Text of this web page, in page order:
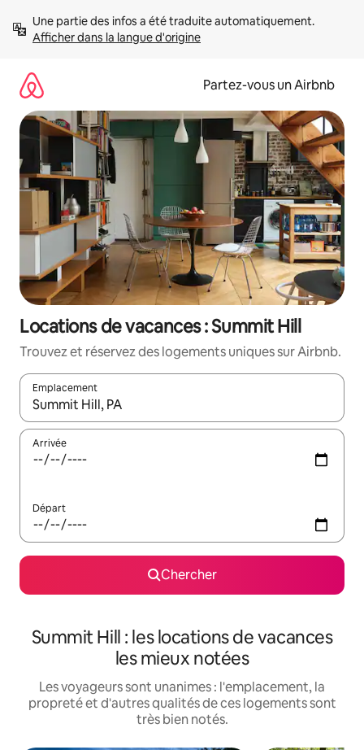
directement
Afficher dans la langue d'origine
Partez-vous un Airbnb
Locations de vacances : Summit Hill
Trouvez et réservez des logements uniques sur Airbnb.
Emplacement
Quand les résultats sont affichés, parcourez-les en utilisant
Arrivée
Départ
Chercher
Summit Hill : les locations de vacances
les mieux notées
Les voyageurs sont unanimes : l'emplacement, la
propreté et d'autres qualités de ces logements sont
très bien notés.